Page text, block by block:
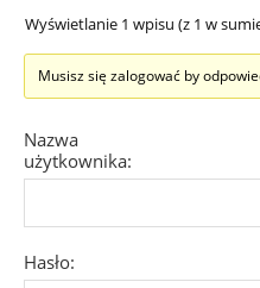
Wyświetlanie 1 wpisu (z 1 w
Musisz się zalogować by
Nazwa
użytkownika:
Hasło: